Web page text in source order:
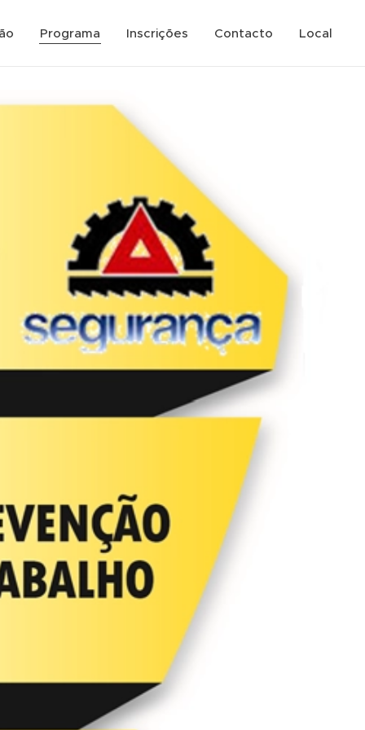
Programa Inscrições Contacto Local